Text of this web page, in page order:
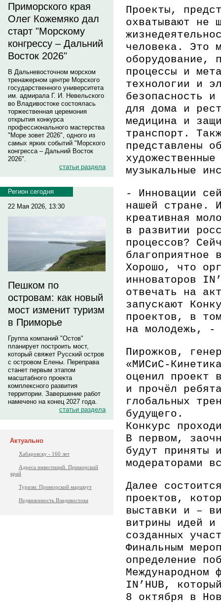
Приморского края
Олег Кожемяко дал
старт "Морскому
конгрессу – Дальний
Восток 2026"
В Дальневосточном морском
тренажерном центре Морского
государственного университета
им. адмирала Г. И. Невельского
во Владивостоке состоялась
торжественная церемония
открытия конкурса
профессионального мастерства
"Море зовет 2026", одного из
самых ярких событий "Морского
конгресса – Дальний Восток
2026".
статьи раздела
Регион сегодня
22 Мая 2026, 13:30
Пешком по
островам: как новый
мост изменит туризм
в Приморье
Группа компаний "Остов"
планирует построить мост,
который свяжет Русский остров
с островом Елены. Переправа
станет первым этапом
масштабного проекта
комплексного развития
территории. Завершение работ
намечено на конец 2027 года.
статьи раздела
Актуально
Хабаровску - 160 лет
Адреса инвестиций. Приморский
край
Туризм: Приморский маршрут
Недвижимость Владивостока
Проекты,
охватывают не
человека . Это
оборудование,
процессы и
технологии и
безопасность и
для дома и
медицина и
транспорт .
представлены
музыкальные
- Инновации
нашей стране.
креативная
в развитии
процессов?
благоприятное
Хорошо, что
инноваторов
отвечать на
запускают
проектов, в
на молодежь,
Пирожков,
«МИСиС-
оценил проект
и прочёл
глобальных
будущего.
Конкурс
В первом,
будут приняты
модераторами
Далее
проектов,
выставки и –
витрины идей и
созданных
Финальным
определение
Международном
IN’HUB,
8 октября в